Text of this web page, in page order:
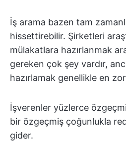
İş arama bazen tam
hissettirebilir. Şirketleri
mülakatlara hazırlanmak
gereken çok şey vardır,
hazırlamak genellikle en zor
İşverenler yüzlerce
bir özgeçmiş çoğunlukla
gider.